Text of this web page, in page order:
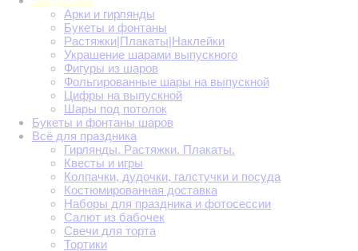
Арки и гирлянды
Букеты и фонтаны
Растяжки|Плакаты|Наклейки
Украшение шарами выпускного
Фигуры из шаров
Фольгированные шары на выпускной
Цифры на выпускной
Шары под потолок
Букеты и фонтаны шаров
Всё для праздника
Гирлянды. Растяжки. Плакаты.
Квесты и игры
Колпачки, дудочки, галстучки и посуда
Костюмированная доставка
Наборы для праздника и фотосессии
Салют из бабочек
Свечи для торта
Тортики